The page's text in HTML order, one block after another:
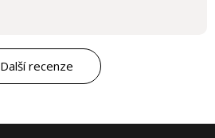
Další recenze